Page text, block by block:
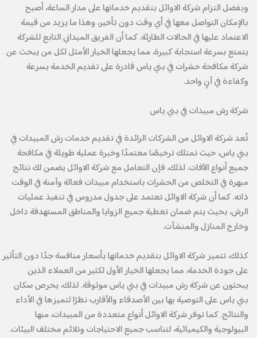
وبفضل التزام شركة الاوائل بتقديم خدماتها على مدار الساعة، أصبح
بالإمكان التواصل معها في أي وقت دون تأخير، وهذا ما يزيد من قيمة
الاعتماد عليها في الحالات الطارئة. كما أن الفريق الميداني التابع للشركة
يتمتع بسرعة استجابة كبيرة، مما يجعلها الخيار الأمثل لكل من يبحث عن
شركة مكافحة حشرات في بني ياس قادرة على تقديم الخدمة بسرعة
وكفاءة في آنٍ واحد.
شركة رش مبيدات في بني ياس
تُعد شركة الاوائل من الشركات الرائدة في تقديم خدمات رش المبيدات في
بني ياس، حيث تمتلك ترخيصًا معتمدًا وخبرة عملية طويلة في مكافحة
جميع أنواع الآفات. لذلك، فإن التعامل مع شركة الاوائل يضمن لك نتائج
مبهرة في التخلص من الحشرات باستخدام مبيدات فعالة وآمنة في الوقت
ذاته. كما أن شركة الاوائل تعتمد على جدول مدروس في تنفيذ عمليات
الرش، بحيث يتم ضمان تغطية جميع الزوايا والمناطق المستهدفة داخل
وخارج المنازل والمنشآت.
كذلك، تتميز شركة الاوائل بتقديم خدماتها بأسعار منافسة جدًا دون التأثير
على جودة الخدمة، مما يجعلها الخيار الأول لكثير من العملاء الذين
يبحثون عن شركة رش مبيدات في بني ياس موثوقة. لذلك، يحرص سكان
بني ياس على التوصية بها بين الأصدقاء والأقارب نظرًا لتميزها في الأداء
والنتائج. كما توفر شركة الاوائل أنواع متعددة من المبيدات، منها
البيولوجية والكيميائية، لتناسب جميع الاحتياجات وتلائم مختلف البيئات.